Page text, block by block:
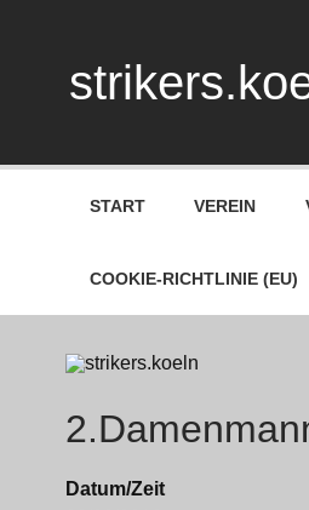
START VEREIN
COOKIE-RICHTLINIE (EU)
Datum/Zeit